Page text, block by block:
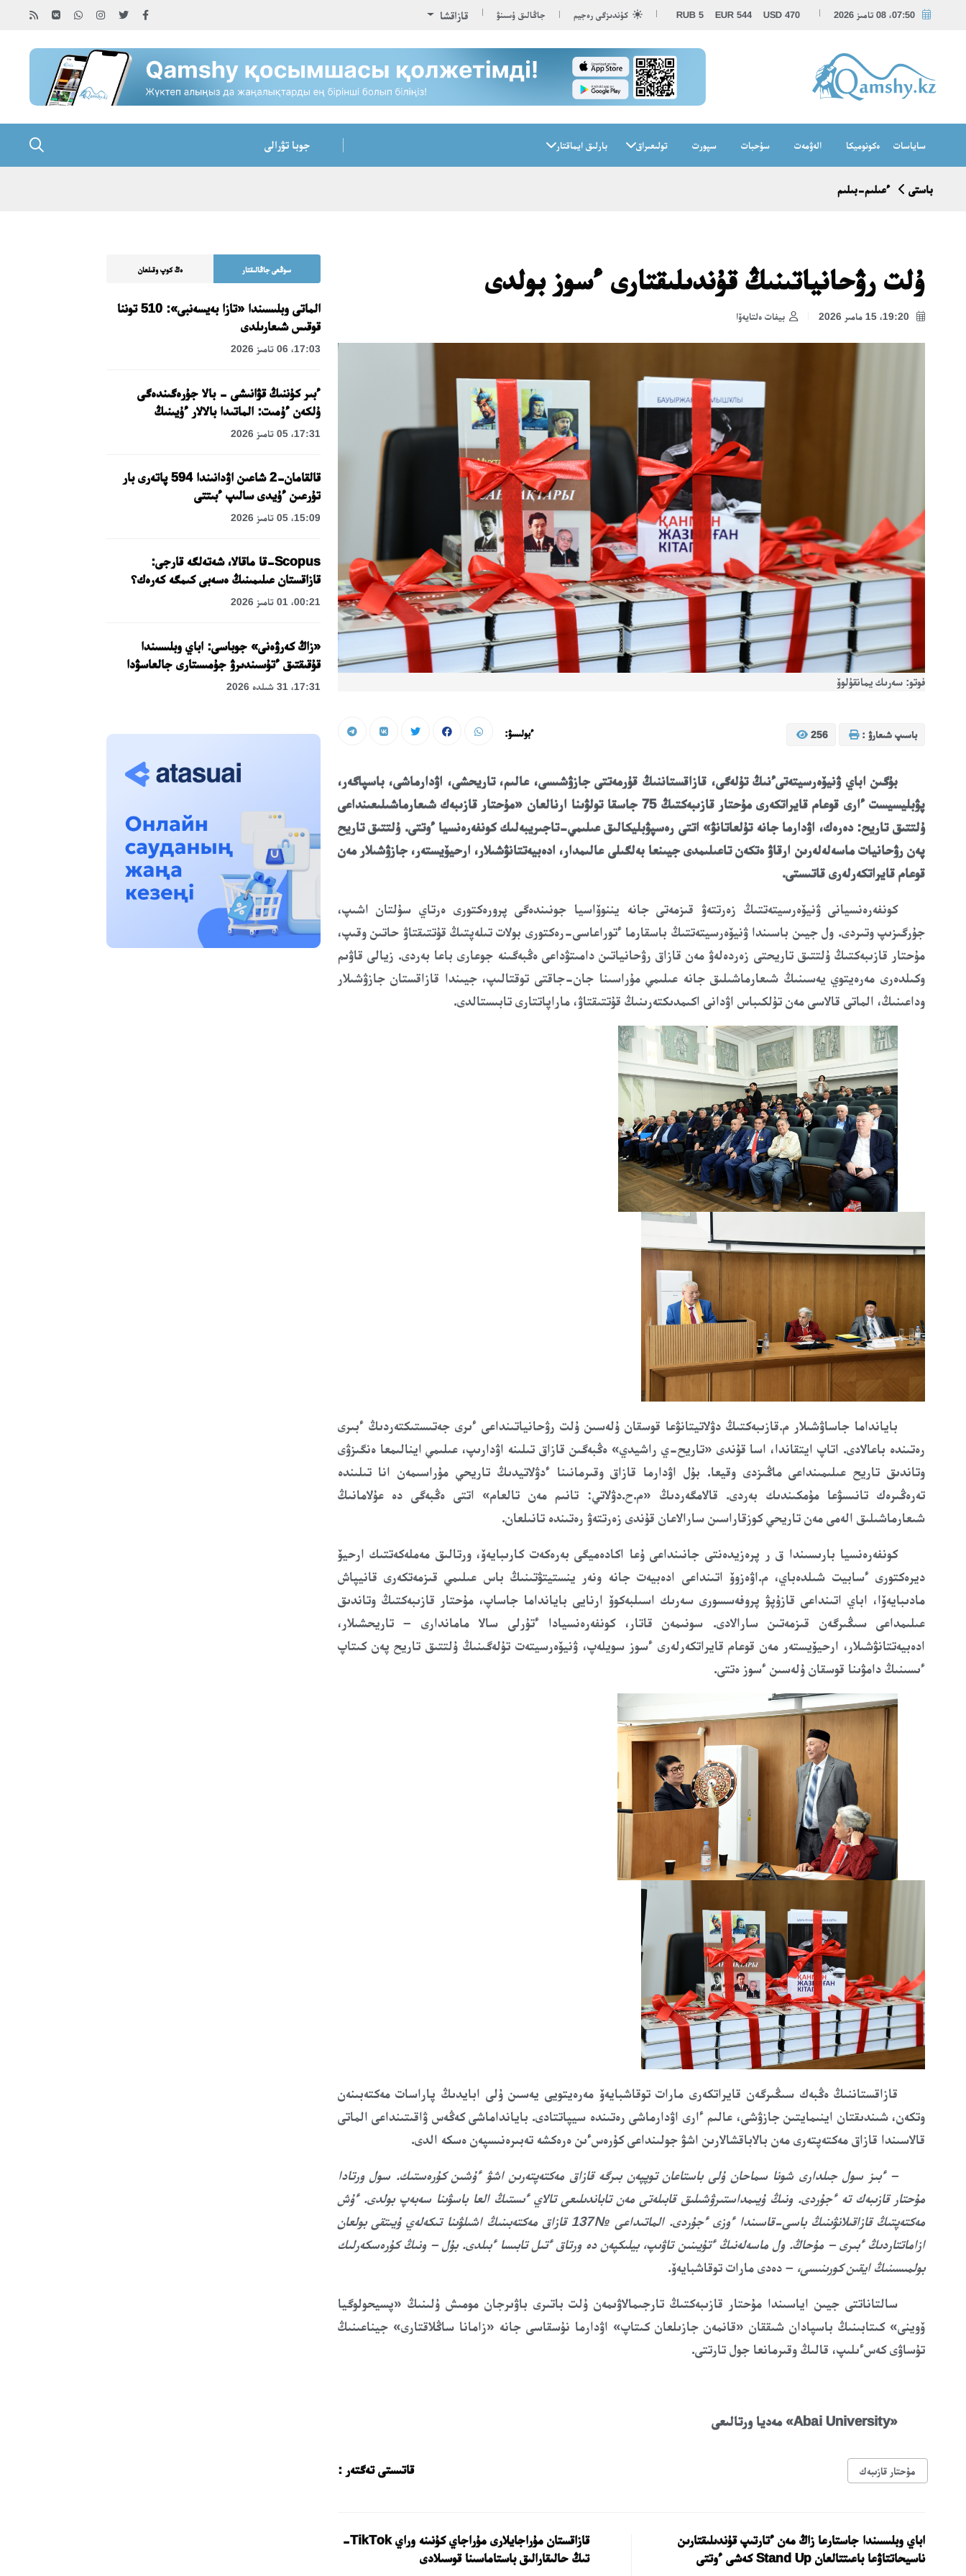
07:50، 08 تامىز 2026 USD 470
EUR 544
RUB 5 كۇندىزگى رەجيم جاڭالىق ۇسىنۋ قازاقشا
ساياسات ەكونوميكا الەۋمەت سۇحبات سپورت تولىعىراق بارلىق ايماقتار جوبا تۋرالى
باستى ءعىلىم-بىلىم
ۇلت رۋحانياتىنىڭ قۇندىلىقتارى ءسوز بولدى
بيفات ەلتايەۆا
فوتو: سەرىك يمانقۇلوۆ
باسىپ شىعارۋ : 256 ءبولىسۋ:
بۇگىن اباي ۋنيۆەرسيتەتىءنىڭ تۇلەگى، قازاقستاننىڭ قۇرمەتتى جازۋشىسى، عالىم، تاريحشى، اۋدارماشى، باسپاگەر،
پۋبليسيست ءارى قوعام قايراتكەرى مۇحتار قازىبەكتىڭ 75 جاسقا تولۋىنا ارنالعان «مۇحتار قازىبەك شىعارماشىلىعىنداعى
ۇلتتىق تاريح: دەرەك، اۋدارما جانە تۇلعاتانۋ» اتتى رەسپۋبليكالىق عىلىمي-تاجىريبەلىك كونفەرەنسيا ءوتتى. ۇلتتىق تاريح
پەن رۋحانيات ماسەلەلەرىن ارقاۋ ەتكەن تاعىلىمدى جيىنعا بەلگىلى عالىمدار، ادەبيەتتانۋشىلار، ارحيۆيستەر، جازۋشىلار مەن
قوعام قايراتكەرلەرى قاتىستى.
كونفەرەنسيانى ۋنيۆەرسيتەتتىڭ زەرتتەۋ قىزمەتى جانە يننوۆاسيا جونىندەگى پرورەكتورى ەرتاي سۇلتان اشىپ،
جۇرگىزىپ وتىردى. ول جيىن باسىندا ۋنيۆەرسيتەتتىڭ باسقارما ءتوراعاسى-رەكتورى بولات تىلەپتىڭ قۇتتىقتاۋ حاتىن وقىپ،
مۇحتار قازىبەكتىڭ ۇلتتىق تاريحتى زەردەلەۋ مەن قازاق رۋحانياتىن دامىتۋداعى ەڭبەگىنە جوعارى باعا بەردى. زيالى قاۋىم
وكىلدەرى مەرەيتوي يەسىنىڭ شىعارماشىلىق جانە عىلىمي مۇراسىنا جان-جاقتى توقتالىپ، جيىندا قازاقستان جازۋشىلار
وداعىنىڭ، الماتى قالاسى مەن تۇلكىباس اۋدانى اكىمدىكتەرىنىڭ قۇتتىقتاۋ، ماراپاتتارى تابىستالدى.
بايانداما جاساۋشىلار م.قازىبەكتىڭ دۋلاتيتانۋعا قوسقان ۇلەسىن ۇلت رۋحانياتىنداعى ءىرى جەتىستىكتەردىڭ ءبىرى
رەتىندە باعالادى. اتاپ ايتقاندا، اسا قۇندى «تاريح-ي راشيدي» ەڭبەگىن قازاق تىلىنە اۋدارىپ، عىلىمي اينالىمعا ەنگىزۋى
وتاندىق تاريح عىلىمىنداعى ماڭىزدى وقيعا. بۇل اۋدارما قازاق وقىرمانىنا ءدۋلاتيدىڭ تاريحي مۇراسىمەن انا تىلىندە
تەرەڭىرەك تانىسۋعا مۇمكىندىك بەردى. قالامگەردىڭ «م.ح.دۋلاتي: تانىم مەن تالعام» اتتى ەڭبەگى دەعۇلامانىڭ
شىعارماشىلىق الەمى مەن تاريحي كوزقاراسىن سارالاعان قۇندى زەرتتەۋ رەتىندە تانىلعان.
كونفەرەنسيا بارىسىندا ق ر پرەزيدەنتى جانىنداعى ۇعا اكادەميگى بەرەكەت كارىبايەۆ،ورتالىق مەملەكەتتىك ارحيۆ
ديرەكتورى ءسابيت شىلدەباي،م.اۋەزوۆ اتىنداعى ادەبيەت جانە ونەر ينستيتۋتىنىڭ باس عىلىمي قىزمەتكەرى قانيپاش
مادىبايەۆا، اباي اتىنداعى قازۇپۋ پروفەسسورى سەرىك اسىلبەكوۆ ارنايى بايانداما جاساپ، مۇحتار قازىبەكتىڭ وتاندىق
عىلىمداعى سىڭىرگەن قىزمەتىن سارالادى. سونىمەن قاتار،كونفەرەنسيادا ءتۇرلى سالا ماماندارى – تاريحشىلار،
ادەبيەتتانۋشىلار، ارحيۆيستەر مەن قوعام قايراتكەرلەرى ءسوز سويلەپ،ۋنيۆەرسيتەت تۇلەگىنىڭ ۇلتتىق تاريح پەن كىتاپ
ءىسىنىڭ دامۋىنا قوسقان ۇلەسىن ءسوز ەتتى.
قازاقستاننىڭ ەڭبەك سىڭىرگەن قايراتكەرى مارات توقاشبايەۆ مەرەيتويى يەسىن ۇلى ابايدىڭ پاراساتمەكتەبىنەن
وتكەن، شىندىقتان اينىمايتىن جازۋشى، عالىم ءارى اۋدارماشى رەتىندە سيپاتتادى. بايانداماشىكەڭەس ۋاقىتىنداعى الماتى
قالاسىندا قازاق مەكتەپتەرى مەن بالاباقشالارىن اشۋ جولىنداعى كۇرەسءىن ەرەكشە تەبىرەنىسپەن ەسكە الدى.
– ءبىز سول جىلدارى شونا سماحان ۇلى باستاعان توپپەن بىرگە قازاق مەكتەپتەرىن اشۋ ءۇشىن كۇرەستىك. سول ورتادا
مۇحتار قازىبەك تە ءجۇردى. ونىڭ ۇيىمداستىرۋشىلىق قابىلەتى مەن تاباندىلىعى تالاي ءىستىڭ العا باسۋىنا سەبەپ بولدى. ءۇش
مەكتەپتىڭ قازاقىلانۋىنىڭ باسى-قاسىندا ءوزى ءجۇردى.
الماتىداعى №137 قازاق مەكتەبىنىڭ اشىلۋىنا تىكەلەي ۇيىتقى بولعان
ازاماتتاردىڭ ءبىرى – مۇحاڭ. ول ماسەلەنىڭ ءتۇيىنىن تاۋىپ، بيلىكپەن دە ورتاق ءتىل تابىسا ءبىلدى. بۇل – ونىڭ كۇرەسكەرلىك
بولمىسىنىڭ ايقىن كورىنىسى، – دەدى مارات توقاشبايەۆ.
سالتاناتتى جيىن اياسىندا مۇحتار قازىبەكتىڭ تارجىمالاۋىمەن ۇلت باتىرى باۋىرجان مومىش ۇلىنىڭ «پسيحولوگيا
ۆوينى» كىتابىنىڭ باسپادان شىققان «قانمەن جازىلعان كىتاپ» اۋدارما نۇسقاسى جانە «زامانا ساڭلاقتارى» جيناعىنىڭ
تۇساۋىكەسءىلىپ، قالىڭ وقىرمانعا جول تارتتى.
«Abai University» مەديا ورتالىعى
قاتىستى تەگتەر : مۇحتار قازىبەك
اباي وبلىسىندا جاستارعا زاڭ مەن ءتارتىپ قۇندىلىقتارىن
ناسيحاتتاۋعا باعىتتالعان Stand Up كەشى ءوتتى
قازاقستان مۇراجايلارى مۇراجاي كۇنىنە وراي TikTok-
تىڭ حالىقارالىق باستاماسىنا قوسىلادى
سوڭعى جاڭالىقتار ەڭ كوپ وقىلعان
الماتى وبلىسىندا «تازا بەيسەنبى»: 510 توننا
قوقىس شىعارىلدى
17:03، 06 تامىز 2026
ءبىر كۇننىڭ قۋانىشى - بالا جۇرەگىندەگى
ۇلكەن ءۇمىت: الماتىدا بالالار ءۇيىنىڭ
تاربيەلەنۋشىلەرىنە مەرەكەلىك كۇن
17:31، 05 تامىز 2026
قالقامان-2 شاعىن اۋدانىندا 594 پاتەرى بار
تۇرعىن ءۇيدى سالىپ ءبىتتى
15:09، 05 تامىز 2026
Scopus-قا ماقالا، شەتەلگە قارجى:
قازاقستان عىلىمىنىڭ ەسەبى كىمگە كەرەك؟
00:21، 01 تامىز 2026
«زاڭ كەرۋەنى» جوباسى: اباي وبلىسىندا
قۇقىقتىق ءتۇسىندىرۋ جۇمىستارى جالعاسۋدا
17:31، 31 شىلدە 2026
حالىقارالىق «فورمۋلا-1 H2O» جارىسىن
اسحات اسىلبەكوۆ: كۇشتى بيلىككە كۇشتى
تۇلعالار كەرەك!
ابزال دوستيار: دۋمان مۇحامەتكارىمدى الماتى
تۇرمەسىنە اۋىستىرۋى مۇمكىن